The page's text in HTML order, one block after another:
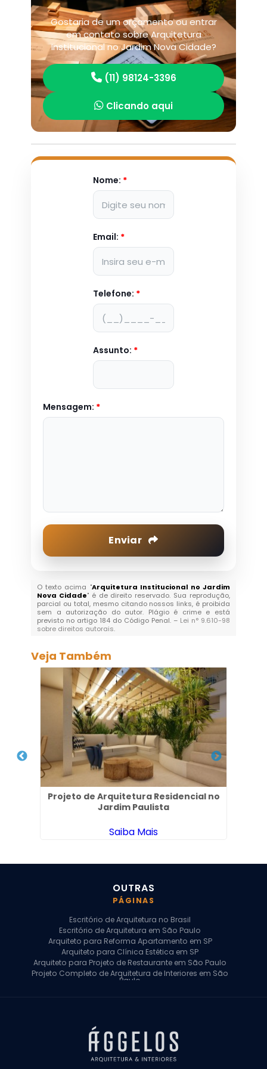
Gostaria de um orçamento ou entrar
em contato sobre Arquitetura
Institucional no Jardim Nova Cidade?
(11) 98124-3396
Clicando aqui
Nome: *
Email: *
Telefone: *
Assunto: *
Mensagem: *
Enviar
O texto acima "Arquitetura Institucional no Jardim
Nova Cidade" é de direito reservado. Sua reprodução,
parcial ou total, mesmo citando nossos links, é proibida
sem a autorização do autor. Plágio é crime e está
previsto no artigo 184 do Código Penal. – Lei n° 9.610-98
sobre direitos autorais.
Veja Também
Projeto de Arquitetura Residencial no
Jardim Paulista
Saiba Mais
OUTRAS
PÁGINAS
Escritório de Arquitetura no Brasil
Escritório de Arquitetura em São Paulo
Arquiteto para Reforma Apartamento em SP
Arquiteto para Clínica Estética em SP
Arquiteto para Projeto de Restaurante em São Paulo
Projeto Completo de Arquitetura de Interiores em São
Paulo
Arquiteto para Projeto Comercial em São Paulo
Arquiteto Comercial
Arquiteto para Reforma de Apartamento
Arquiteto para Reforma Residencial